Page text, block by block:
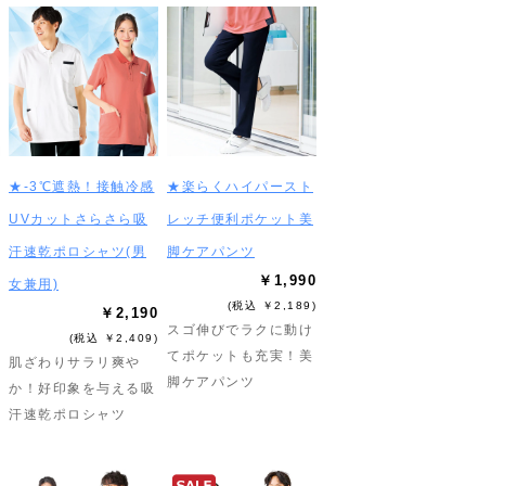
★-3℃遮熱！接触冷感
UVカットさらさら吸
汗速乾ポロシャツ(男
女兼用)
￥2,190
(税込 ￥2,409)
肌ざわりサラリ爽や
か！好印象を与える吸
汗速乾ポロシャツ
★楽らくハイパースト
レッチ便利ポケット美
脚ケアパンツ
￥1,990
(税込 ￥2,189)
スゴ伸びでラクに動け
てポケットも充実！美
脚ケアパンツ